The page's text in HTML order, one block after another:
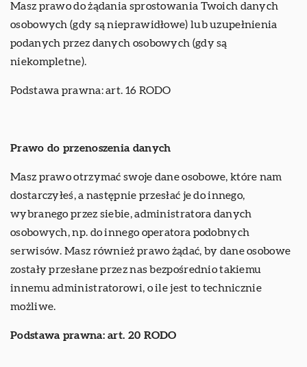
Masz prawo do żądania sprostowania Twoich danych
osobowych (gdy są nieprawidłowe) lub uzupełnienia
podanych przez danych osobowych (gdy są
niekompletne).
Podstawa prawna: art. 16 RODO
Prawo do przenoszenia danych
Masz prawo otrzymać swoje dane osobowe, które nam
dostarczyłeś, a następnie przesłać je do innego,
wybranego przez siebie, administratora danych
osobowych, np. do innego operatora podobnych
serwisów. Masz również prawo żądać, by dane osobowe
zostały przesłane przez nas bezpośrednio takiemu
innemu administratorowi, o ile jest to technicznie
możliwe.
Podstawa prawna: art. 20 RODO